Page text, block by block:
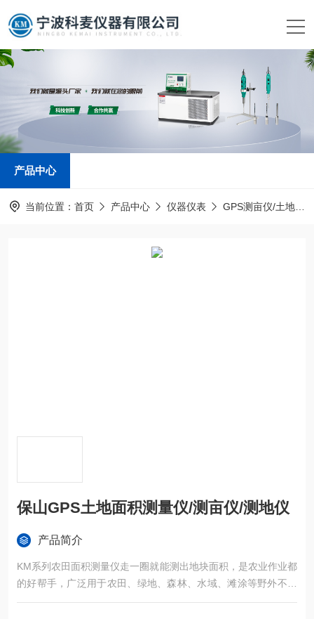
产品中心
当前位置： 首页 产品中心 仪器仪表 GPS测亩仪/土地面积测量仪
保山GPS土地面积测量仪/测亩仪/测地仪
产品简介
KM系列农田面积测量仪走一圈就能测出地块面积，是农业作业都
的好帮手，广泛用于农田、绿地、森林、水域、滩涂等野外不规
则区域面积的精确测量。